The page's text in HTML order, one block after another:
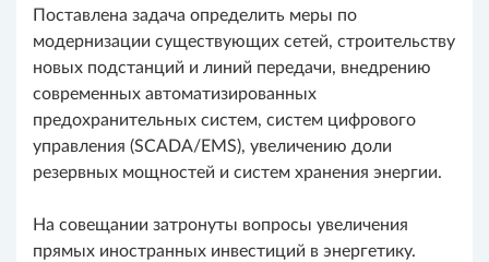
Поставлена задача определить меры по
модернизации существующих сетей, строительству
новых подстанций и линий передачи, внедрению
современных автоматизированных
предохранительных систем, систем цифрового
управления (SCADA/EMS), увеличению доли
резервных мощностей и систем хранения энергии.
На совещании затронуты вопросы увеличения
прямых иностранных инвестиций в энергетику.